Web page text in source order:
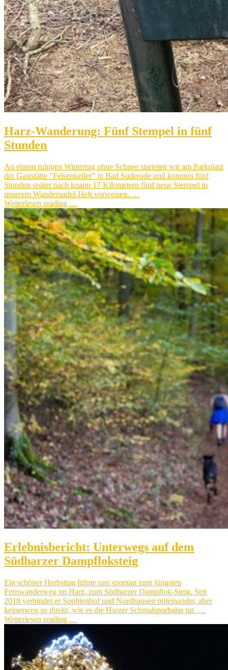
Harz-Wanderung: Fünf Stempel in fünf
Stunden
An einem ruhigen Wintertag ohne Schnee starteten wir am Parkplatz
der Gaststätte "Felsenkeller" in Bad Suderode und konnten fünf
Stunden später nach knapp 17 Kilometern fünf neue Stempel in
unserem Wandernadel-Heft vorweisen. …
Weiterlesen reading …
Erlebnisbericht: Unterwegs auf dem
Südharzer Dampfloksteig
Ein schöner Herbsttag führte uns spontan zum jüngsten
Fernwanderweg im Harz, zum Südharzer Dampflok-Steig. Seit
2018 verbindet er Sophienhof und Nordhausen miteinander, aber
keinesweg so direkt, wie es die Harzer Schmalspurbahn tut. …
Weiterlesen reading …